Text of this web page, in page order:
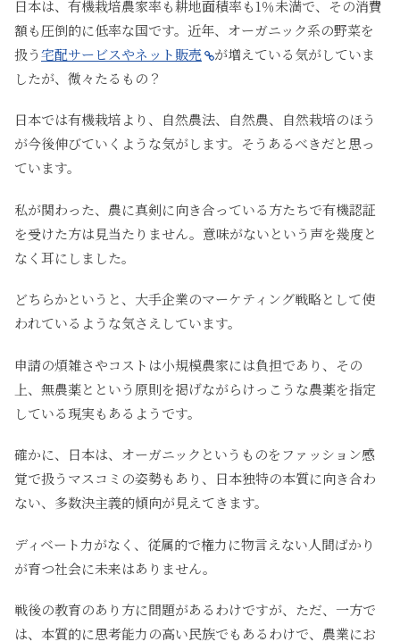
日本は、有機栽培農家率も耕地面積率も1％未満で、その消費
額も圧倒的に低率な国です。近年、オーガニック系の野菜を
扱う宅配サービスやネット販売
が増えている気がしていま
したが、微々たるもの？
日本では有機栽培より、自然農法、自然農、自然栽培のほう
が今後伸びていくような気がします。そうあるべきだと思っ
ています。
私が関わった、農に真剣に向き合っている方たちで有機認証
を受けた方は見当たりません。意味がないという声を幾度と
なく耳にしました。
どちらかというと、大手企業のマーケティング戦略として使
われているような気さえしています。
申請の煩雑さやコストは小規模農家には負担であり、その
上、無農薬とという原則を掲げながらけっこうな農薬を指定
している現実もあるようです。
確かに、日本は、オーガニックというものをファッション感
覚で扱うマスコミの姿勢もあり、日本独特の本質に向き合わ
ない、多数決主義的傾向が見えてきます。
ディベート力がなく、従属的で権力に物言えない人間ばかり
が育つ社会に未来はありません。
戦後の教育のあり方に問題があるわけですが、ただ、一方で
は、本質的に思考能力の高い民族でもあるわけで、農業にお